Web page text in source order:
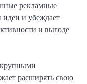
рекламные
идеи и убеждает
и выгоде
крупными
расширять свою